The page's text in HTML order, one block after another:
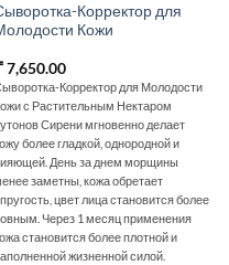
Корректор для
Кожи
7,650.00
Корректор для Молодости
с Растительным Нектаром
Сирени мгновенно делает
более гладкой, однородной и
День за днем морщины
заметны, кожа обретает
цвет лица становится более
Через 1 месяц применения
становится более плотной и
жизненной силой.